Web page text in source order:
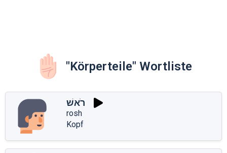
"Körperteile" Wortliste
רֹאשׁ
rosh
Kopf